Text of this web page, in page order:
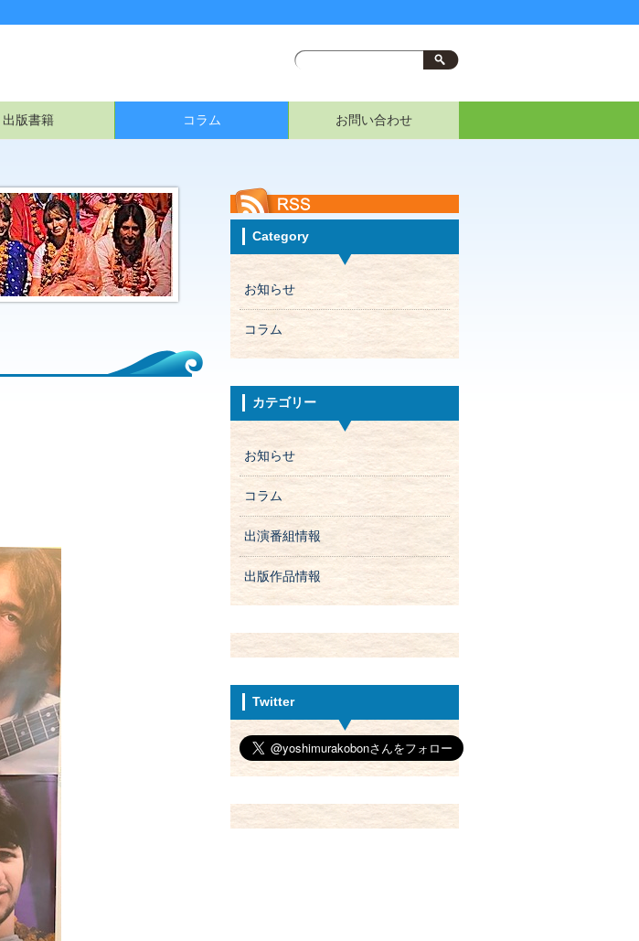
出版書籍 コラム お問い合わせ
Category
お知らせ
コラム
カテゴリー
お知らせ
コラム
出演番組情報
出版作品情報
Twitter